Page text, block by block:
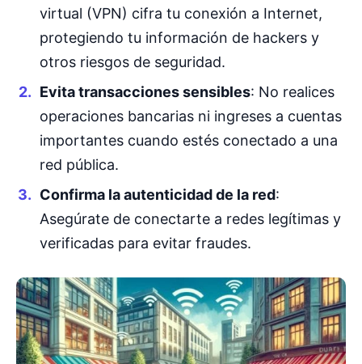
virtual (VPN) cifra tu conexión a Internet,
protegiendo tu información de hackers y
otros riesgos de seguridad.
Evita transacciones sensibles: No realices
operaciones bancarias ni ingreses a cuentas
importantes cuando estés conectado a una
red pública.
Confirma la autenticidad de la red:
Asegúrate de conectarte a redes legítimas y
verificadas para evitar fraudes.